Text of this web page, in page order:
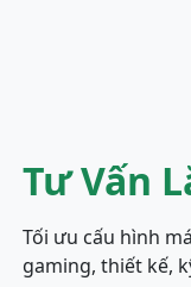
Tư Vấn
Tối ưu cấu hình
gaming, thiết kế,